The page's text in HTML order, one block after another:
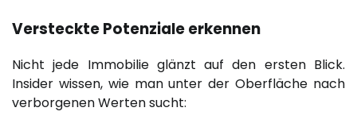
Versteckte Potenziale erkennen
Nicht jede Immobilie glänzt auf den ersten Blick.
Insider wissen, wie man unter der Oberfläche nach
verborgenen Werten sucht: